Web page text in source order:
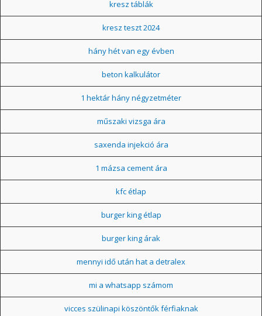
kresz táblák
kresz teszt 2024
hány hét van egy évben
beton kalkulátor
1 hektár hány négyzetméter
műszaki vizsga ára
saxenda injekció ára
1 mázsa cement ára
kfc étlap
burger king étlap
burger king árak
mennyi idő után hat a detralex
mi a whatsapp számom
vicces szülinapi köszöntők férfiaknak